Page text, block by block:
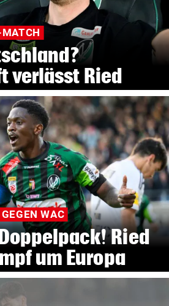
verlässt Ried
WAC
Ried
um Europa